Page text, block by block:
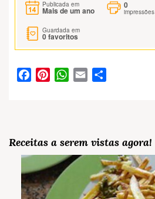
Publicada em
Mais de um ano
0
impressões
Guardada em
0favoritos
FacebookPinterestWhatsApp
Email
Receitas a serem vistas agora!